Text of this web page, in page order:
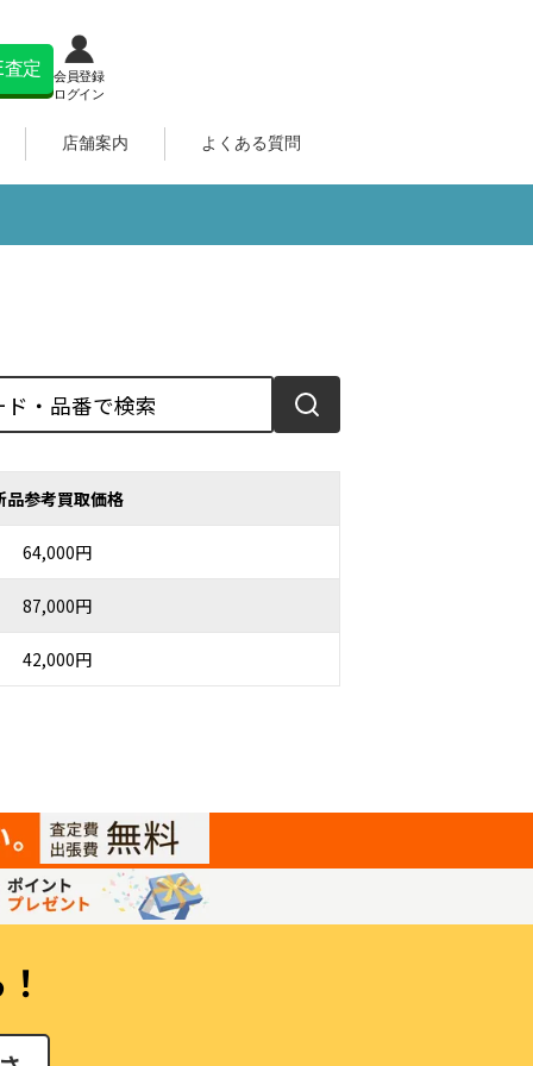
査定
会員登録
ログイン
店舗案内 よくある質問
品参考買取価格
64,000円
87,000円
42,000円